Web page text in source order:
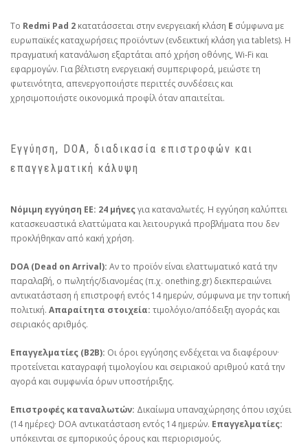
Το Redmi Pad 2 κατατάσσεται στην ενεργειακή κλάση E σύμφωνα με
ευρωπαϊκές καταχωρήσεις προϊόντων (ενδεικτική κλάση για tablets). Η
πραγματική κατανάλωση εξαρτάται από χρήση οθόνης, Wi‑Fi και
εφαρμογών. Για βέλτιστη ενεργειακή συμπεριφορά, μειώστε τη
φωτεινότητα, απενεργοποιήστε περιττές συνδέσεις και
χρησιμοποιήστε οικονομικά προφίλ όταν απαιτείται.
Εγγύηση, DOA, διαδικασία επιστροφών και
επαγγελματική κάλυψη
Νόμιμη εγγύηση ΕΕ: 24 μήνεςγια καταναλωτές. Η εγγύηση καλύπτει
κατασκευαστικά ελαττώματα και λειτουργικά προβλήματα που δεν
προκλήθηκαν από κακή χρήση.
DOA (Dead on Arrival): Αν το προϊόν είναι ελαττωματικό κατά την
παραλαβή, ο πωλητής/διανομέας (π.χ. onething.gr) διεκπεραιώνει
αντικατάσταση ή επιστροφή εντός 14 ημερών, σύμφωνα με την τοπική
πολιτική. Απαραίτητα στοιχεία: τιμολόγιο/απόδειξη αγοράς και
σειριακός αριθμός.
Επαγγελματίες (B2B): Οι όροι εγγύησης ενδέχεται να διαφέρουν·
προτείνεται καταγραφή τιμολογίου και σειριακού αριθμού κατά την
αγορά και συμφωνία όρων υποστήριξης.
Επιστροφές καταναλωτών: Δικαίωμα υπαναχώρησης όπου ισχύει
(14 ημέρες)· DOA αντικατάσταση εντός 14 ημερών. Επαγγελματίες:
υπόκεινται σε εμπορικούς όρους και περιορισμούς.